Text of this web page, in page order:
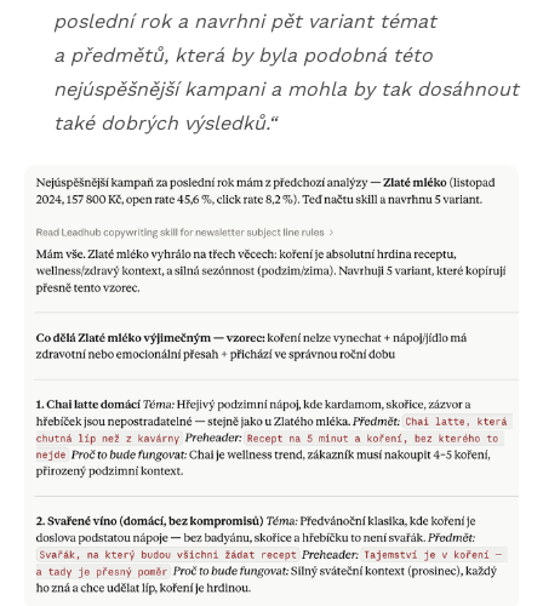
poslední rok a navrhni pět variant témat
a předmětů, která by byla podobná této
nejúspěšnější kampani a mohla by tak dosáhnout
také dobrých výsledků.“